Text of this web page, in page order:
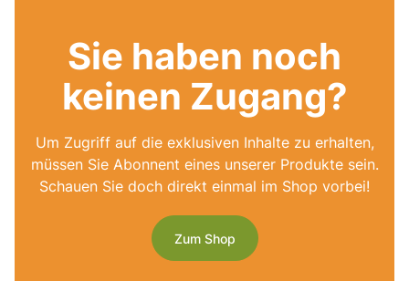
Sie haben noch
keinen Zugang?
Um Zugriff auf die exklusiven Inhalte zu erhalten,
müssen Sie Abonnent eines unserer Produkte sein.
Schauen Sie doch direkt einmal im Shop vorbei!
Zum Shop